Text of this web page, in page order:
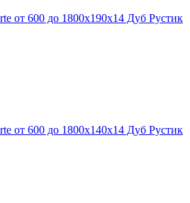
от 600 до 1800х190х14 Дуб Рустик
от 600 до 1800х140х14 Дуб Рустик